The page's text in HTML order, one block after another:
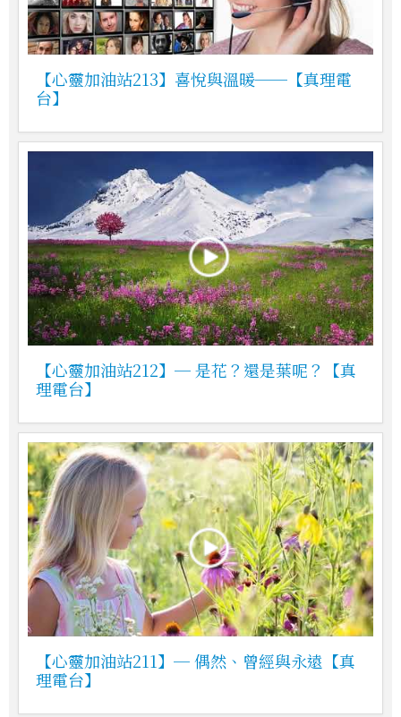
【心靈加油站213】喜悅與溫暖──【真理電
台】
【心靈加油站212】─ 是花？還是葉呢？【真
理電台】
【心靈加油站211】─ 偶然、曾經與永遠【真
理電台】